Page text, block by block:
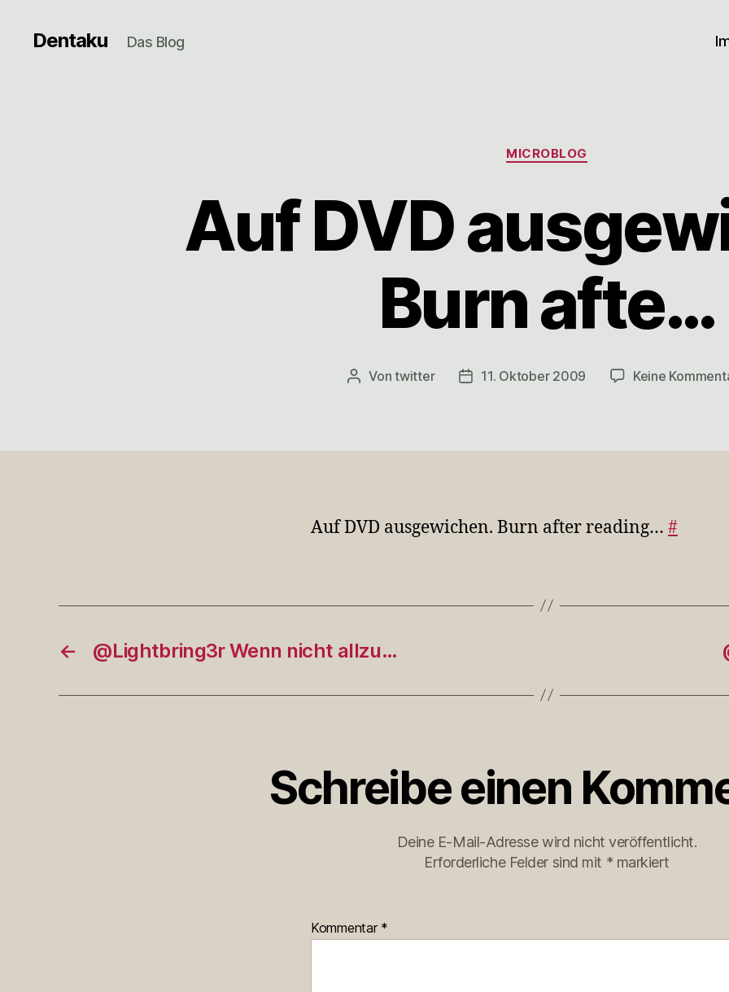
Dentaku Das Blog
Kategorien
MICROBLOG
Auf DVD
Burn afte…
Beitragsautor
Vontwitter Veröffentlichungsdatum
11. Oktober 2009 Keine
Auf DVD ausgewichen. Burn after reading… #
← @Lightbring3r Wenn nicht allzu…
Schreibe einen
Deine E-Mail-Adresse wird nicht veröffentlicht.
Erforderliche Felder sind mit * markiert
Kommentar *